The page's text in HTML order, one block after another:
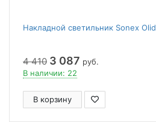
Накладной светильник Sonex
4 410 3 087 руб.
В наличии: 22
В корзину